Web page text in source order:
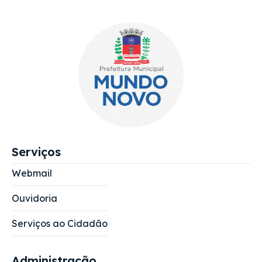
Serviços
Webmail
Ouvidoria
Serviços ao Cidadão